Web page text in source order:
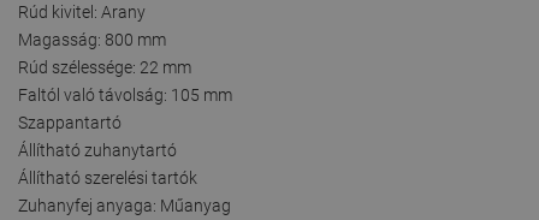
Rúd kivitel: Arany
Magasság: 800 mm
Rúd szélessége: 22 mm
Faltól való távolság: 105 mm
Szappantartó
Állítható zuhanytartó
Állítható szerelési tartók
Zuhanyfej anyaga: Műanyag